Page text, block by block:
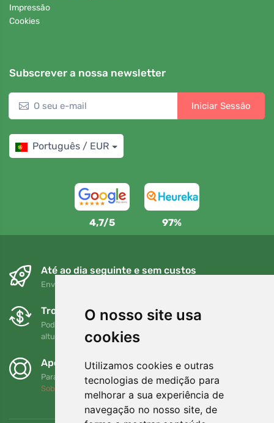
O nosso site usa
cookies
Utilizamos cookies e outras
tecnologias de medição para
melhorar a sua experiência de
navegação no nosso site, de
Impressão
Cookies
Subscrever a nossa newsletter
Iniciar Sessão
Português / EUR
4,7/5 97%
Até ao dia seguinte e sem custos
Envio gratuito para encomendas superiores a 80 EUR
Trocas e devoluções gratuitas
Pode devolver ou trocar a sua encomenda em qualquer
altura no prazo de 90 dias
Apoiamos a Trees.org
Para cada encomenda plantamos uma árvore! Leia mais
Sobre nós